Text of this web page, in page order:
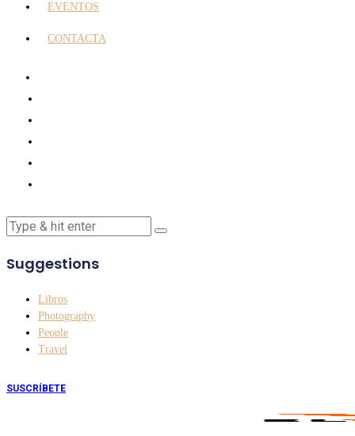
EVENTOS
CONTACTA
Suggestions
Libros
Photography
People
Travel
SUSCRÍBETE